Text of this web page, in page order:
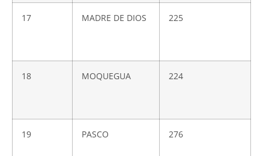
17 MADRE DE DIOS 225
18 MOQUEGUA 224
19 PASCO 276